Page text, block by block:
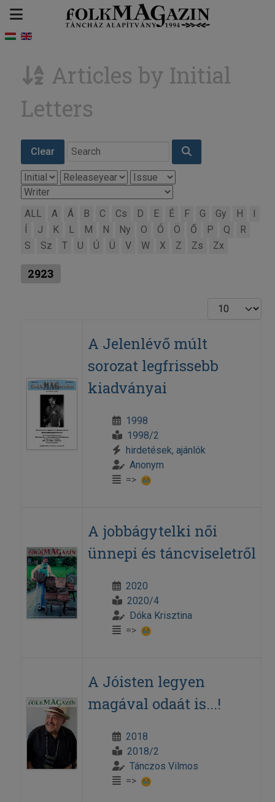
Articles by Initial
Letters
Clear
ALL A Á B C Cs D E É F G Gy H
J K L M N Ny O Ó Ö Ő P Q
R
S
Sz T U Ú Ü V W X Z Zs Zx
2923
Display #
A Jelenlévő múlt
sorozat legfrissebb
kiadványai
1998
1998/2
hirdetések, ajánlók
Anonym
=>
A jobbágytelki női
ünnepi és táncviseletről
2020
2020/4
Dóka Krisztina
=>
A Jóisten legyen
magával odaát is...!
2018
2018/2
Tánczos Vilmos
=>